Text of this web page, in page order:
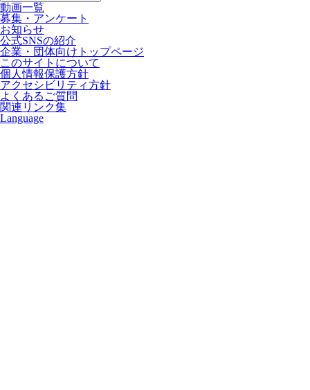
動画一覧
募集・アンケート
お知らせ
公式SNSの紹介
企業・団体向けトップページ
このサイトについて
個人情報保護方針
アクセシビリティ方針
よくあるご質問
関連リンク集
Language